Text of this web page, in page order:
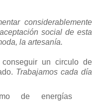
considerablemente
social de esta
la artesanía.
un circulo de
Trabajamos cada día
de energías